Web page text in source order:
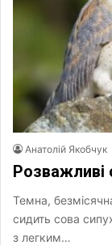
Анатолій Якобчук
Розважливі
Темна,
сидить сова
з легким…